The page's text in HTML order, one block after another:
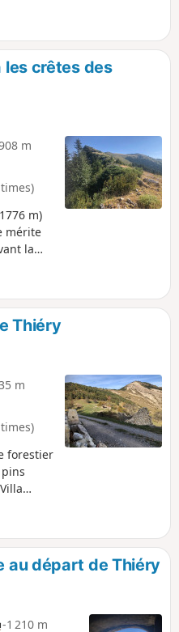
de Valdeblore. Bonne
dégagés. Il n'y a pas de
sont bien visibles et les
les crêtes des
m
m)
mérite
la
Thiéry
m
forestier
au départ de Thiéry
-1 210 m